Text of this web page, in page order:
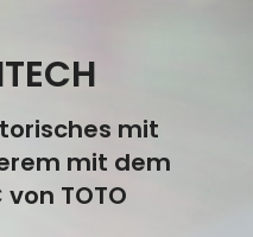
mit
mit dem
von TOTO